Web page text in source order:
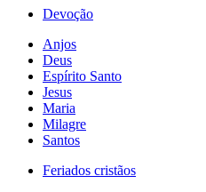
Devoção
Anjos
Deus
Espírito Santo
Jesus
Maria
Milagre
Santos
Feriados cristãos